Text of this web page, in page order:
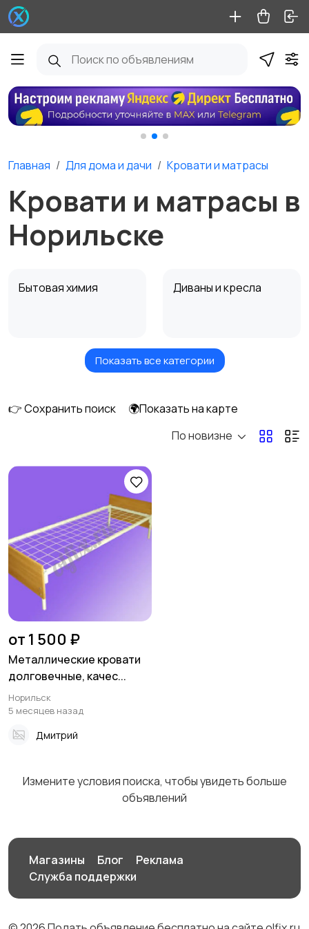
Главная Для дома и дачи Кровати и матрасы
Кровати и матрасы в
Норильске
Бытовая химия Диваны и кресла
Кровати и матрасы Кухонные гарнитуры
Охрана и
сигнализации
Посуда
Сад и огород
Показать все категории
👉 Сохранить поиск
🌍Показать на карте
По новизне
от 1 500 ₽
Металлические кровати
долговечные, качес...
Норильск
5 месяцев назад
Дмитрий
Измените условия поиска, чтобы увидеть больше
объявлений
Магазины Блог
Реклама
Служба поддержки